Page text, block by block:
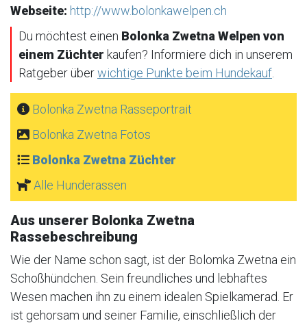
Webseite: http://www.bolonkawelpen.ch
Du möchtest einen Bolonka Zwetna Welpen von
einem Züchter kaufen? Informiere dich in unserem
Ratgeber überwichtige Punkte beim Hundekauf
Bolonka Zwetna Rasseportrait
Bolonka Zwetna Fotos
Bolonka Zwetna Züchter
Alle Hunderassen
Aus unserer Bolonka Zwetna
Rassebeschreibung
Wie der Name schon sagt, ist der Bolomka Zwetna ein
Schoßhündchen. Sein freundliches und lebhaftes
Wesen machen ihn zu einem idealen Spielkamerad. Er
ist gehorsam und seiner Familie, einschließlich der